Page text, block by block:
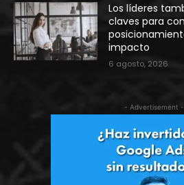
Los líderes
claves para
impacto
6 agosto, 2026
- Advertisement -